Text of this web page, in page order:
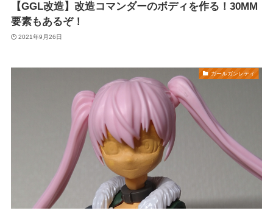
【GGL改造】改造コマンダーのボディを作る！30MM
要素もあるぞ！
2021年9月26日
ガールガンレディ